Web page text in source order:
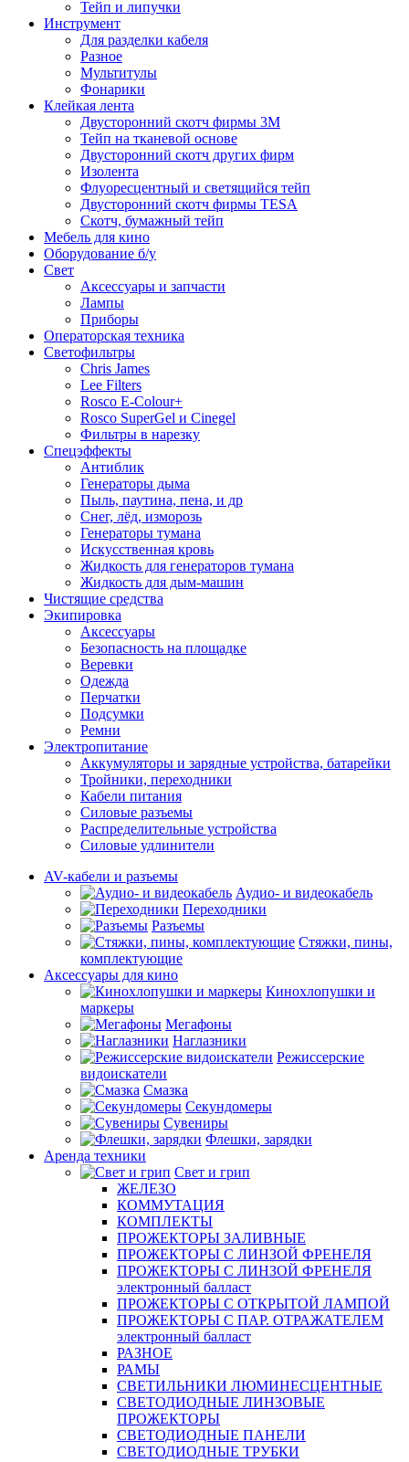
Тейп и липучки
Инструмент
Для разделки кабеля
Разное
Мультитулы
Фонарики
Клейкая лента
Двусторонний скотч фирмы 3M
Тейп на тканевой основе
Двусторонний скотч других фирм
Изолента
Флуоресцентный и светящийся тейп
Двусторонний скотч фирмы TESA
Скотч, бумажный тейп
Мебель для кино
Оборудование б/у
Свет
Аксессуары и запчасти
Лампы
Приборы
Операторская техника
Светофильтры
Chris James
Lee Filters
Rosco E-Colour+
Rosco SuperGel и Cinegel
Фильтры в нарезку
Спецэффекты
Антиблик
Генераторы дыма
Пыль, паутина, пена, и др
Снег, лёд, изморозь
Генераторы тумана
Искусственная кровь
Жидкость для генераторов тумана
Жидкость для дым-машин
Чистящие средства
Экипировка
Аксессуары
Безопасность на площадке
Веревки
Одежда
Перчатки
Подсумки
Ремни
Электропитание
Аккумуляторы и зарядные устройства, батарейки
Тройники, переходники
Кабели питания
Силовые разъемы
Распределительные устройства
Силовые удлинители
AV-кабели и разъемы
Аудио- и видеокабель
Переходники
Разъемы
Стяжки, пины,
комплектующие
Аксессуары для кино
Кинохлопушки и
маркеры
Мегафоны
Наглазники
Режиссерские
видоискатели
Смазка
Секундомеры
Сувениры
Флешки, зарядки
Аренда техники
Свет и грип
ЖЕЛЕЗО
КОММУТАЦИЯ
КОМПЛЕКТЫ
ПРОЖЕКТОРЫ ЗАЛИВНЫЕ
ПРОЖЕКТОРЫ С ЛИНЗОЙ ФРЕНЕЛЯ
ПРОЖЕКТОРЫ С ЛИНЗОЙ ФРЕНЕЛЯ
электронный балласт
ПРОЖЕКТОРЫ С ОТКРЫТОЙ ЛАМПОЙ
ПРОЖЕКТОРЫ С ПАР. ОТРАЖАТЕЛЕМ
электронный балласт
РАЗНОЕ
РАМЫ
СВЕТИЛЬНИКИ ЛЮМИНЕСЦЕНТНЫЕ
СВЕТОДИОДНЫЕ ЛИНЗОВЫЕ
ПРОЖЕКТОРЫ
СВЕТОДИОДНЫЕ ПАНЕЛИ
СВЕТОДИОДНЫЕ ТРУБКИ